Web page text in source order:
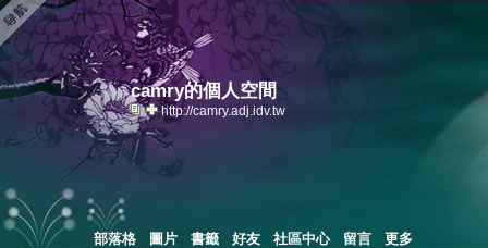
camry的個人空間
http://camry.adj.idv.tw
部落格 圖片 書籤 好友 社區中心 留言 更多